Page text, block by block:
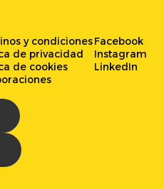
y condiciones
de privacidad
de cookies
Facebook
Instagram
LinkedIn